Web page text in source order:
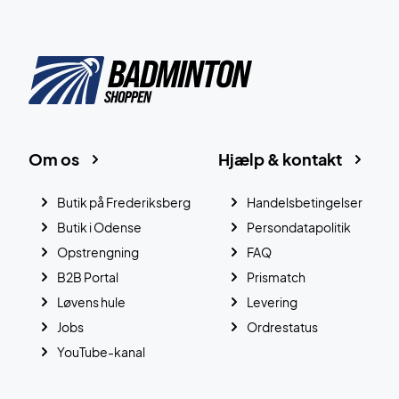
Hjælp & kontakt
Handelsbetingelser
Persondatapolitik
FAQ
Prismatch
Levering
Ordrestatus
Om os
Butik på Frederiksberg
Butik i Odense
Opstrengning
B2B Portal
Løvens hule
Jobs
YouTube-kanal